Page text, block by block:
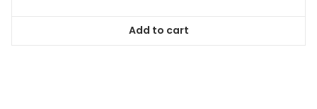
Add to cart